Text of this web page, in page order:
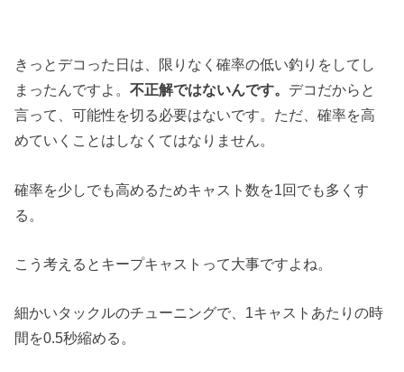
きっとデコった日は、限りなく確率の低い釣りをしてし
まったんですよ。不正解ではないんです。 デコだからと
言って、可能性を切る必要はないです。ただ、確率を高
めていくことはしなくてはなりません。
確率を少しでも高めるためキャスト数を1回でも多くす
る。
こう考えるとキープキャストって大事ですよね。
細かいタックルのチューニングで、1キャストあたりの時
間を0.5秒縮める。